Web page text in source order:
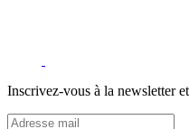
Inscrivez-vous à la newsletter